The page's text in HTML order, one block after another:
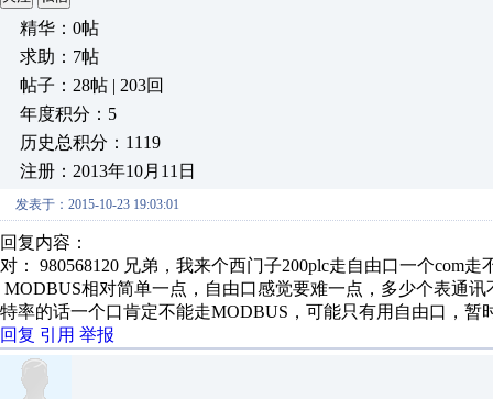
精华：0帖
求助：7帖
帖子：28帖 | 203回
年度积分：5
历史总积分：1119
注册：2013年10月11日
发表于：2015-10-23 19:03:01
回复内容：
对： 980568120 兄弟，我来个西门子200plc走自由口一个com走
MODBUS相对简单一点，自由口感觉要难一点，多少个表通
特率的话一个口肯定不能走MODBUS，可能只有用自由口，
回复 引用 举报